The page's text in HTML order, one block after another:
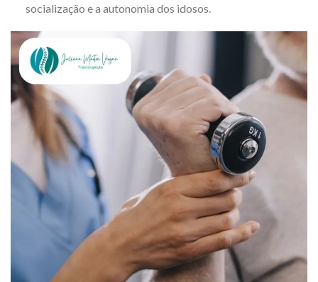
socialização e a autonomia dos idosos.